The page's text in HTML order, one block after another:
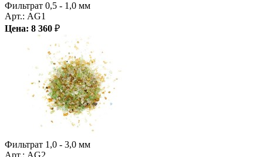
Фильтрат 0,5 - 1,0 мм
Арт.: AG1
Цена: 8 360 ₽
Фильтрат 1,0 - 3,0 мм
Арт.: AG2